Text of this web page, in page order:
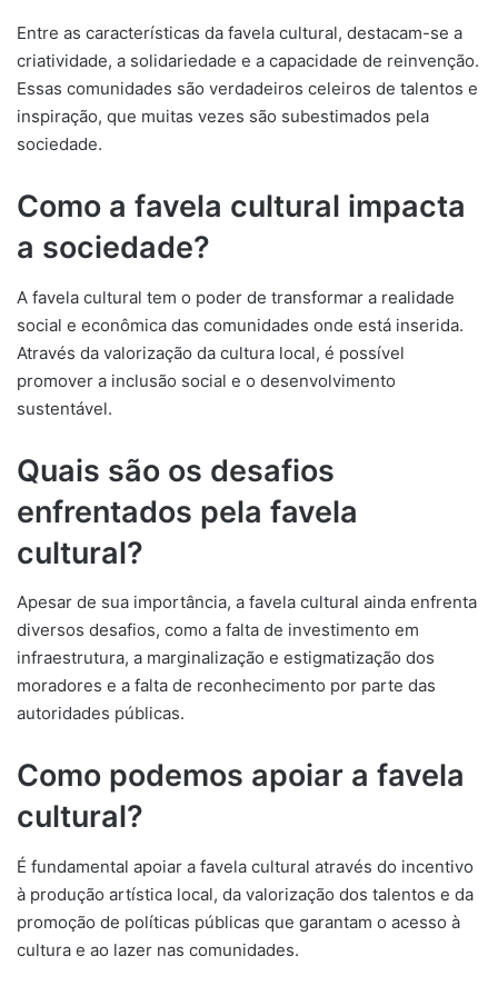
Entre as características da favela cultural, destacam-se a
criatividade, a solidariedade e a capacidade de reinvenção.
Essas comunidades são verdadeiros celeiros de talentos e
inspiração, que muitas vezes são subestimados pela
sociedade.
Como a favela cultural impacta
a sociedade?
A favela cultural tem o poder de transformar a realidade
social e econômica das comunidades onde está inserida.
Através da valorização da cultura local, é possível
promover a inclusão social e o desenvolvimento
sustentável.
Quais são os desafios
enfrentados pela favela
cultural?
Apesar de sua importância, a favela cultural ainda enfrenta
diversos desafios, como a falta de investimento em
infraestrutura, a marginalização e estigmatização dos
moradores e a falta de reconhecimento por parte das
autoridades públicas.
Como podemos apoiar a favela
cultural?
É fundamental apoiar a favela cultural através do incentivo
à produção artística local, da valorização dos talentos e da
promoção de políticas públicas que garantam o acesso à
cultura e ao lazer nas comunidades.